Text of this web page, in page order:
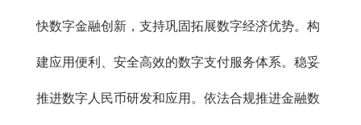
快数字金融创新，支持巩固拓展数字经济优势。构
建应用便利、安全高效的数字支付服务体系。稳妥
推进数字人民币研发和应用。依法合规推进金融数